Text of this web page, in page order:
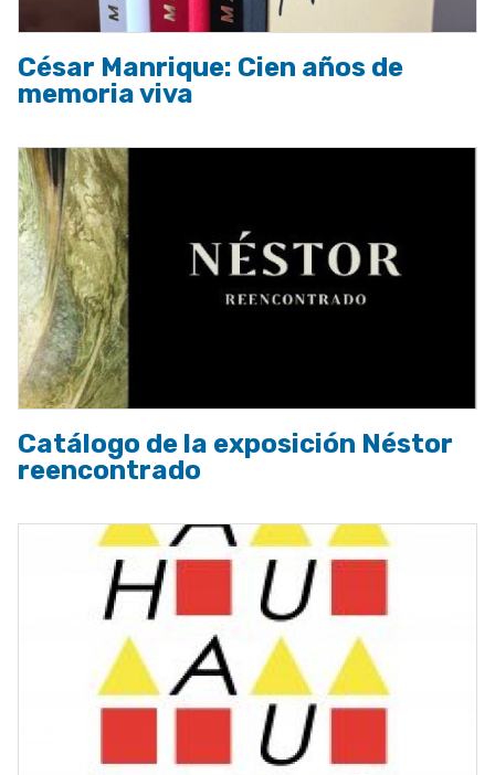
César Manrique: Cien años de
memoria viva
Catálogo de la exposición Néstor
reencontrado